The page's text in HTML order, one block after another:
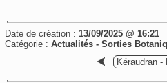
Date de création : 13/09/2025 @ 16:21
Catégorie : Actualités - Sorties